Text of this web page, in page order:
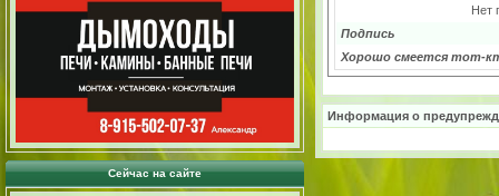
Сейчас на сайте
Нет
Подпись
Хорошо смеется тот-
Информация о